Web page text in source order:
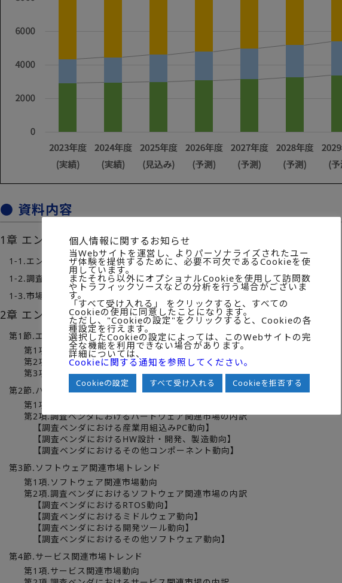
● 資料内容
1章 エンベデッドシステムの定義
1-1.エンベデッドシステムの特性
1-2.調査対象分野
1-3.市場算定ロジック
2章 エンベデッドシステム・ソリューション市場トレンド
第1節.エンベデッドシステム・ソリューション市場の全体トレンド
第1項.エンベデッドシステム・ソリューション市場調査の目的と背景
第2項.2024年度の市場規模と今後の展望
第3項.調査ベンダ68社の市場シェア
第2節.ハードウェア関連市場トレンド
第1項.ハードウェア関連市場動向
第2項.調査ベンダにおけるハードウェア関連市場の内訳
【調査ベンダにおける産業用組込みPC動向】
【調査ベンダにおけるHW設計・開発、製造動向】
【調査ベンダにおけるその他コンポーネント動向】
第3節.ソフトウェア関連市場トレンド
第1項.ソフトウェア関連市場動向
第2項.調査ベンダにおけるソフトウェア関連市場の内訳
【調査ベンダにおけるRTOS動向】
【調査ベンダにおけるミドルウェア動向】
【調査ベンダにおける開発ツール動向】
【調査ベンダにおけるその他ソフトウェア動向】
第4節.サービス関連市場トレンド
第1項.サービス関連市場動向
個人情報に関するお知らせ
当Webサイトを運営し、よりパーソナライズされたユー
ザ体験を提供するために、必要不可欠であるCookieを使
用しています。
またそれら以外にオプショナルCookieを使用して訪問数
やトラフィックソースなどの分析を行う場合がございま
す。
「すべて受け入れる」 をクリックすると、すべての
Cookieの使用に同意したことになります。
ただし、"Cookieの設定"をクリックすると、Cookieの各
種設定を行えます。
選択したCookieの設定によっては、このWebサイトの完
全な機能を利用できない場合があります。
詳細については、
Cookieに関する通知を参照してください。
Cookieの設定 すべて受け入れる Cookieを拒否する